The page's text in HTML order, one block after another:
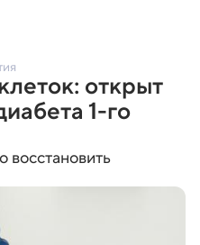
открыт
1-го
восстановить